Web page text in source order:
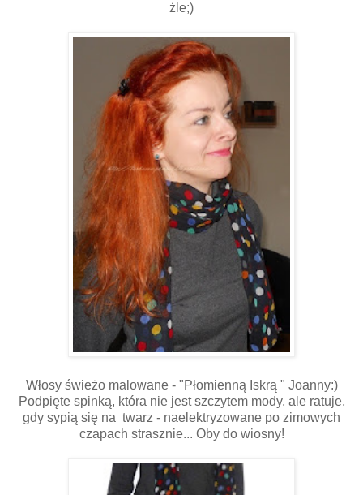
żle;)
Włosy świeżo malowane - "Płomienną Iskrą " Joanny:)
Podpięte spinką, która nie jest szczytem mody, ale ratuje,
gdy sypią się na twarz - naelektryzowane po zimowych
czapach strasznie... Oby do wiosny!